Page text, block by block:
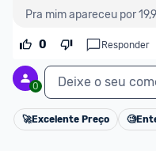
Pra mim apareceu por
0 Responder
0 Deixe o seu
🚀Excelente Preço 🧐